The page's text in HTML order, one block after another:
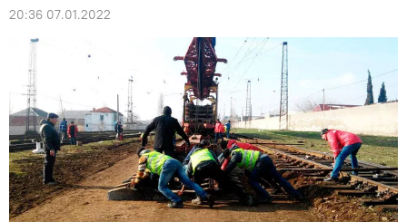
20:36 07.01.2022